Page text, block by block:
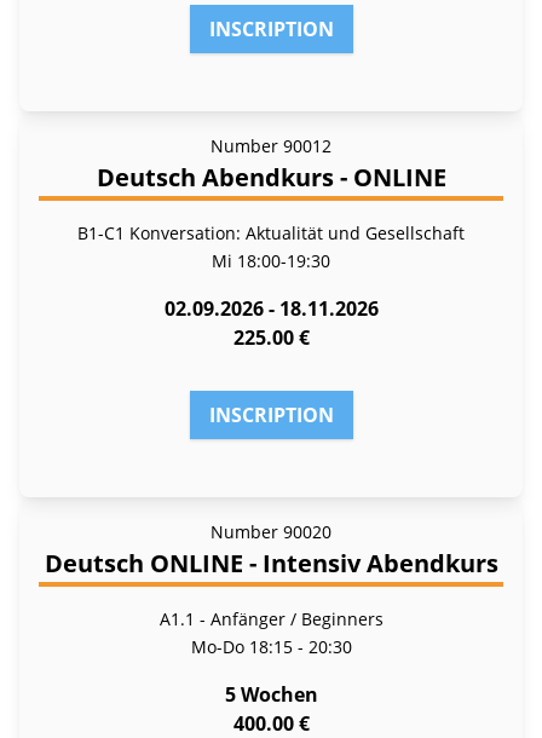
INSCRIPTION
Number 90012
Deutsch Abendkurs - ONLINE
B1-C1 Konversation: Aktualität und Gesellschaft
Mi 18:00-19:30
02.09.2026 - 18.11.2026
225.00 €
INSCRIPTION
Number 90020
Deutsch ONLINE - Intensiv Abendkurs
A1.1 - Anfänger / Beginners
Mo-Do 18:15 - 20:30
5 Wochen
400.00 €